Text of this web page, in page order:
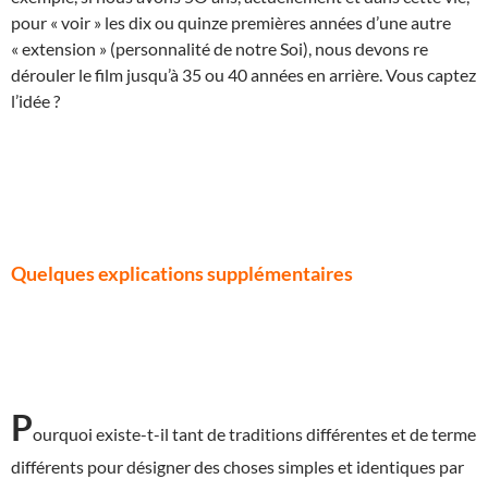
pour « voir » les dix ou quinze premières années d’une autre
« extension » (personnalité de notre Soi), nous devons re
dérouler le film jusqu’à 35 ou 40 années en arrière. Vous captez
l’idée ?
Quelques explications supplémentaires
Pourquoi existe-t-il tant de traditions différentes et de terme
différents pour désigner des choses simples et identiques par